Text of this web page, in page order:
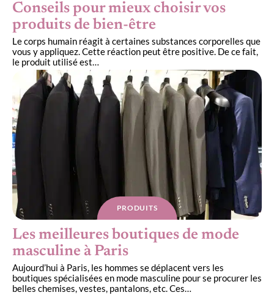
Conseils pour mieux choisir vos
produits de bien-être
Le corps humain réagit à certaines substances corporelles que
vous y appliquez. Cette réaction peut être positive. De ce fait,
le produit utilisé est…
PRODUITS
Les meilleures boutiques de mode
masculine à Paris
Aujourd’hui à Paris, les hommes se déplacent vers les
boutiques spécialisées en mode masculine pour se procurer les
belles chemises, vestes, pantalons, etc. Ces